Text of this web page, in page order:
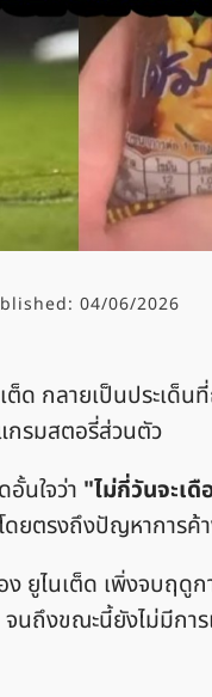
04/06/2026
ด กลายเป็นประเด็
กรมสตอรี่ส่วนตัว
นใจว่า "ไม่กี่วันจะเ
ดยตรงถึงปัญหาการค้
ยูไนเต็ด เพิ่งจบฤ
ถึงขณะนี้ยังไม่มีกา